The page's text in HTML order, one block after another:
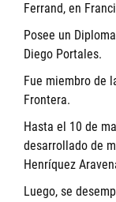
Ferrand, en
Posee un
Diego Portales.
Fue miembro de
Frontera.
Hasta el 10 de
desarrollado de
Henríquez
Luego, se